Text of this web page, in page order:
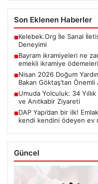
Son Eklenen Haberler
■Kelebek.Org İle Sanal
Deneyimi
■Bayram ikramiyeleri ne
emekli ikramiye ödemeleri
■Nisan 2026 Doğum
Bakan Göktaş’tan Önemli
■Umuda Yolculuk: 34
ve Anıtkabir Ziyareti
■DAP Yapı’dan bir ilk!
kendi kendini ödeyen ev
Güncel